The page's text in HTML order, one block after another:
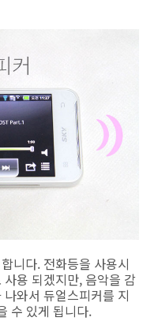
니다. 전화등을 사용시
용 되겠지만, 음악을 감
와서 듀얼스피커를 지
수 있게 됩니다.